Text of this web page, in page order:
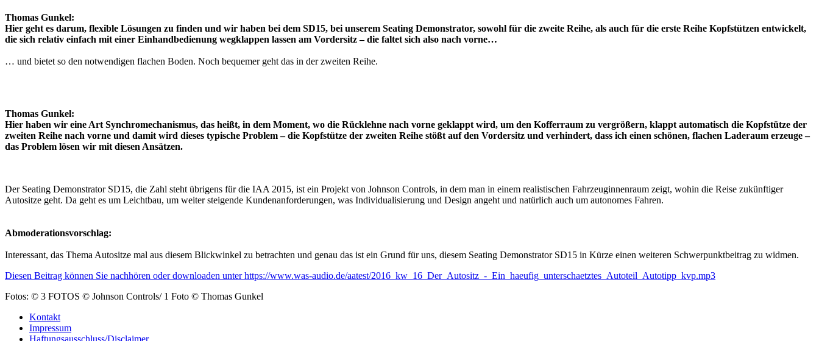
Thomas Gunkel:
Hier geht es darum, flexible Lösungen zu finden und wir haben bei dem SD15, bei unserem Seating Demonstrator, sowohl für die zweite Reihe, als auch für die erste Reihe Kopfstützen entwickelt,
die sich relativ einfach mit einer Einhandbedienung wegklappen lassen am Vordersitz – die faltet sich also nach vorne…
… und bietet so den notwendigen flachen Boden. Noch bequemer geht das in der zweiten Reihe.
Thomas Gunkel:
Hier haben wir eine Art Synchromechanismus, das heißt, in dem Moment, wo die Rücklehne nach vorne geklappt wird, um den Kofferraum zu vergrößern, klappt automatisch die Kopfstütze der
zweiten Reihe nach vorne und damit wird dieses typische Problem – die Kopfstütze der zweiten Reihe stößt auf den Vordersitz und verhindert, dass ich einen schönen, flachen Laderaum erzeuge –
das Problem lösen wir mit diesen Ansätzen.
Der Seating Demonstrator SD15, die Zahl steht übrigens für die IAA 2015, ist ein Projekt von Johnson Controls, in dem man in einem realistischen Fahrzeuginnenraum zeigt, wohin die Reise zukünftiger
Autositze geht. Da geht es um Leichtbau, um weiter steigende Kundenanforderungen, was Individualisierung und Design angeht und natürlich auch um autonomes Fahren.
Abmoderationsvorschlag:
Interessant, das Thema Autositze mal aus diesem Blickwinkel zu betrachten und genau das ist ein Grund für uns, diesem Seating Demonstrator SD15 in Kürze einen weiteren Schwerpunktbeitrag zu widmen.
Diesen Beitrag können Sie nachhören oder downloaden unter https://www.was-audio.de/aatest/2016_kw_16_Der_Autositz_-_Ein_haeufig_unterschaetztes_Autoteil_Autotipp_kvp.mp3
Fotos: © 3 FOTOS © Johnson Controls/ 1 Foto © Thomas Gunkel
Kontakt
Impressum
Haftungsausschluss/Disclaimer